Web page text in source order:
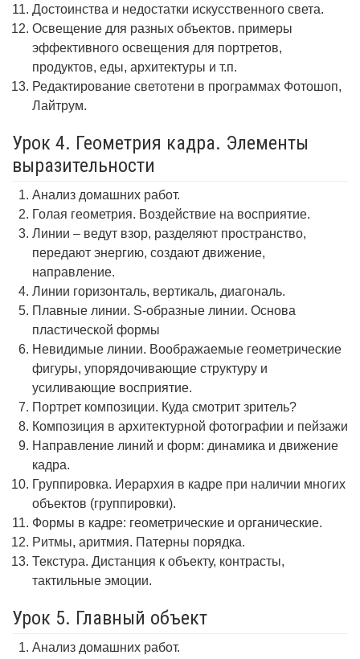
Достоинства и недостатки искусственного света.
Освещение для разных объектов. примеры
эффективного освещения для портретов,
продуктов, еды, архитектуры и т.п.
Редактирование светотени в программах Фотошоп,
Лайтрум.
Урок 4. Геометрия кадра. Элементы
выразительности
Анализ домашних работ.
Голая геометрия. Воздействие на восприятие.
Линии – ведут взор, разделяют пространство,
передают энергию, создают движение,
направление.
Линии горизонталь, вертикаль, диагональ.
Плавные линии. S-образные линии. Основа
пластической формы
Невидимые линии. Воображаемые геометрические
фигуры, упорядочивающие структуру и
усиливающие восприятие.
Портрет композиции. Куда смотрит зритель?
Композиция в архитектурной фотографии и пейзажи
Направление линий и форм: динамика и движение
кадра.
Группировка. Иерархия в кадре при наличии многих
объектов (группировки).
Формы в кадре: геометрические и органические.
Ритмы, аритмия. Патерны порядка.
Текстура. Дистанция к объекту, контрасты,
тактильные эмоции.
Урок 5. Главный объект
Анализ домашних работ.